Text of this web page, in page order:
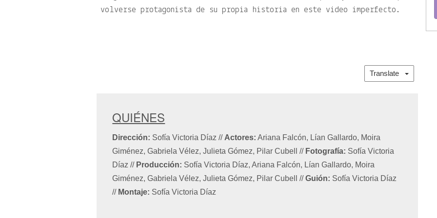
volverse protagonista de su propia historia en este video imperfecto.
Translate
QUIÉNES
Dirección: Sofía Victoria Díaz// Actores: Ariana Falcón, Lían Gallardo, Moira
Giménez, Gabriela Vélez, Julieta Gómez, Pilar Cubell// Fotografía: Sofía Victoria
Díaz// Producción: Sofía Victoria Díaz, Ariana Falcón, Lían Gallardo, Moira
Giménez, Gabriela Vélez, Julieta Gómez, Pilar Cubell// Guión: Sofía Victoria Díaz
// Montaje: Sofía Victoria Díaz